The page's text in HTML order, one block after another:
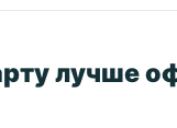
лучше